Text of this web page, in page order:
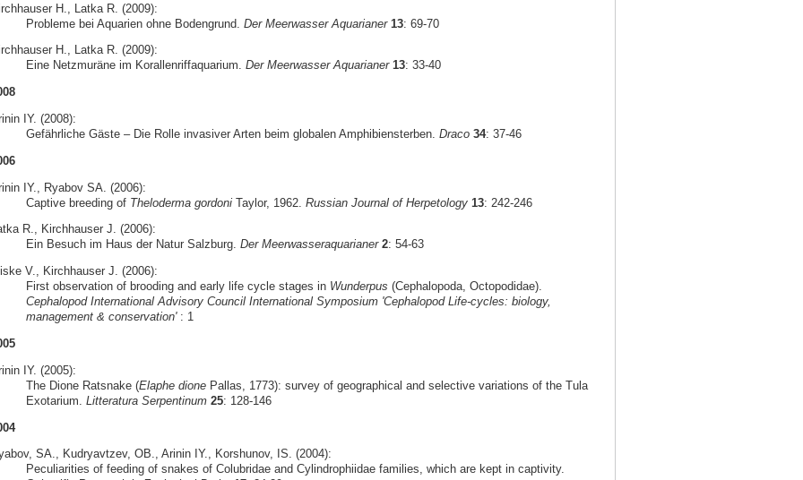
H., Latka R. (2009):
Probleme bei Aquarien ohne Bodengrund. Der Meerwasser Aquarianer 13: 69-70
H., Latka R. (2009):
Eine Netzmuräne im Korallenriffaquarium. Der Meerwasser Aquarianer 13: 33-40
IY. (2008):
Gefährliche Gäste – Die Rolle invasiver Arten beim globalen Amphibiensterben. Draco 34: 37-46
IY., Ryabov SA. (2006):
Captive breeding of Theloderma gordoniTaylor, 1962. Russian Journal of Herpetology 13: 242-246
R., Kirchhauser J. (2006):
Ein Besuch im Haus der Natur Salzburg. Der Meerwasseraquarianer 2: 54-63
V., Kirchhauser J. (2006):
First observation of brooding and early life cycle stages in Wunderpus (Cephalopoda, Octopodidae).
Cephalopod International Advisory Council International Symposium 'Cephalopod Life-cycles: biology,
management & conservation': 1
IY. (2005):
The Dione Ratsnake (Elaphe dionePallas, 1773): survey of geographical and selective variations of the Tula
Exotarium. Litteratura Serpentinum 25: 128-146
SA., Kudryavtzev, OB., Arinin IY., Korshunov, IS. (2004):
Peculiarities of feeding of snakes of Colubridae and Cylindrophiidae families, which are kept in captivity.